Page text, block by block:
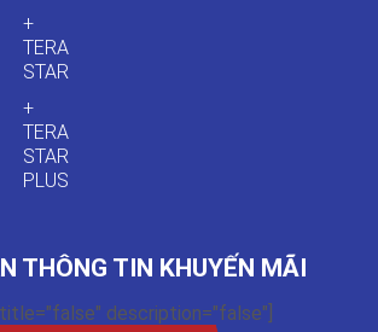
+
TERA
STAR
+
TERA
STAR
PLUS
THÔNG TIN KHUYẾN MÃI
description="false"]